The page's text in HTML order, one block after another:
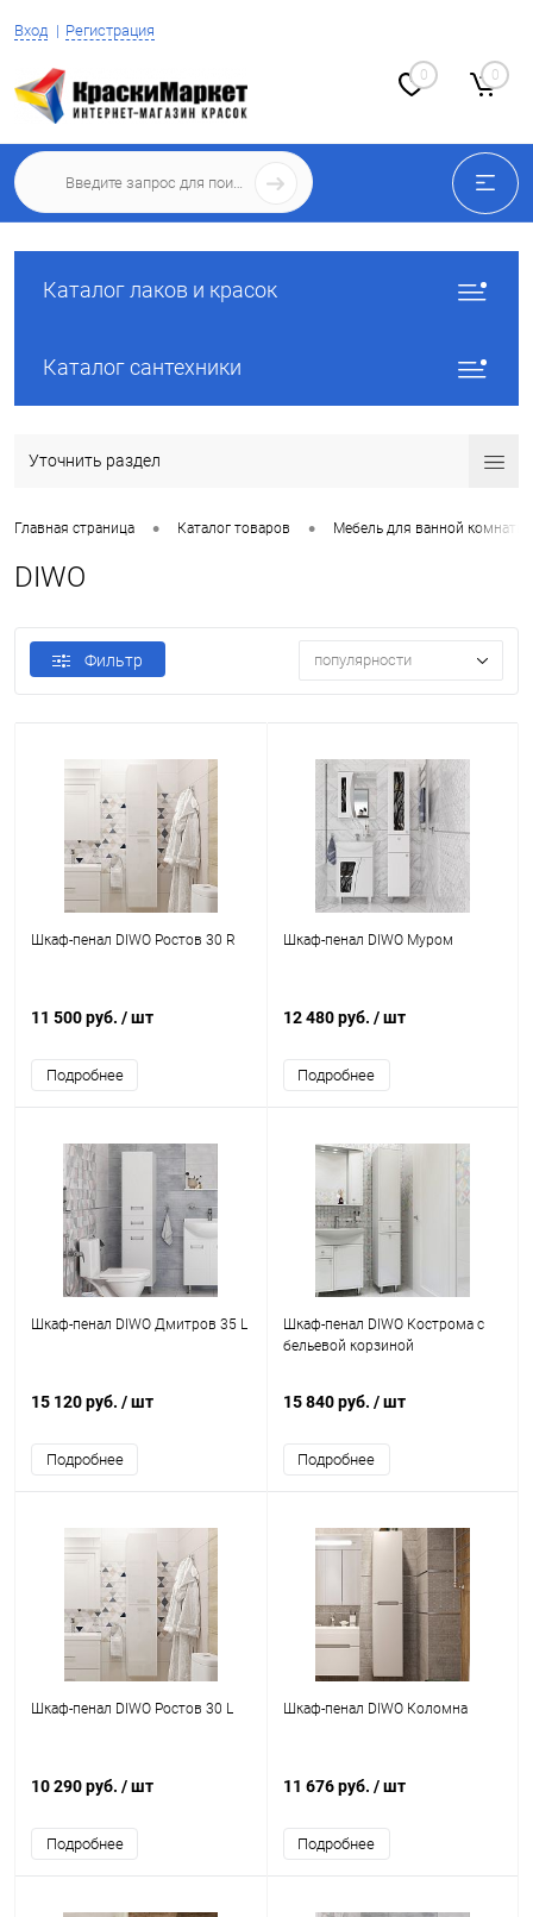
Вход Регистрация
0 0
Каталог лаков и красок
Каталог сантехники
Уточнить раздел
Главная страница • Каталог товаров • Мебель для ванной комнаты
DIWO
Фильтр популярности
Шкаф-пенал DIWO Ростов 30 R
11 500 руб. / шт
Подробнее
Шкаф-пенал DIWO Муром
12 480 руб. / шт
Подробнее
Шкаф-пенал DIWO Дмитров 35 L
15 120 руб. / шт
Подробнее
Шкаф-пенал DIWO Кострома с
бельевой корзиной
15 840 руб. / шт
Подробнее
Шкаф-пенал DIWO Ростов 30 L
10 290 руб. / шт
Подробнее
Шкаф-пенал DIWO Коломна
11 676 руб. / шт
Подробнее